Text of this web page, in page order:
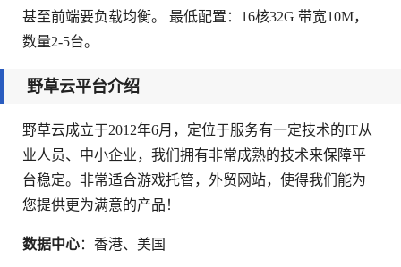
甚至前端要负载均衡。 最低配置：16核32G 带宽10M，
数量2-5台。
野草云平台介绍
野草云成立于2012年6月，定位于服务有一定技术的IT从
业人员、中小企业，我们拥有非常成熟的技术来保障平
台稳定。非常适合游戏托管，外贸网站，使得我们能为
您提供更为满意的产品！
数据中心：香港、美国